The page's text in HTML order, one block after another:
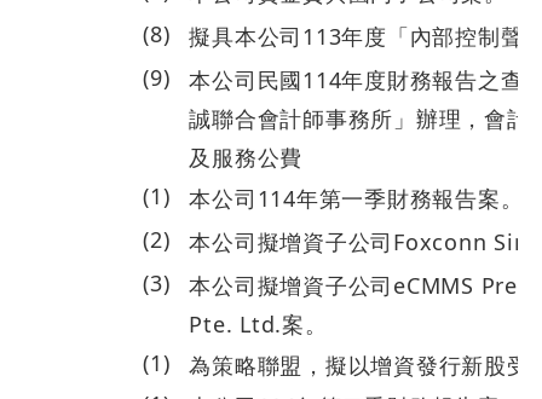
(8)
擬具本公司113年度「內部控制聲
(9)
本公司民國114年度財務報告之查
誠聯合會計師事務所」辦理，會計
及服務公費
(1)
本公司114年第一季財務報告案。
(2)
本公司擬增資子公司Foxconn
(3)
本公司擬增資子公司eCMMS
Pte. Ltd.案。
(1) 為策略聯盟，擬以增資發行新股受